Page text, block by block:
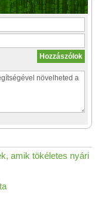
amik tökéletes nyári